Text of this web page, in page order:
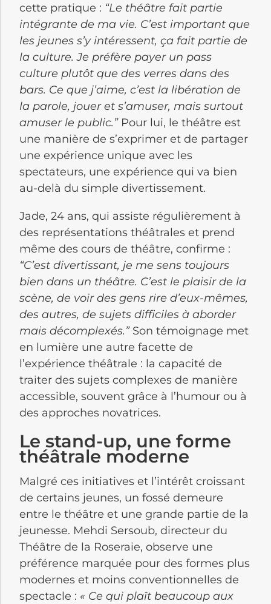
cette pratique : “Le théâtre fait partie
intégrante de ma vie. C’est important que
les jeunes s’y intéressent, ça fait partie de
la culture. Je préfère payer un pass
culture plutôt que des verres dans des
bars. Ce que j’aime, c’est la libération de
la parole, jouer et s’amuser, mais surtout
amuser le public.” Pour lui, le théâtre est
une manière de s’exprimer et de partager
une expérience unique avec les
spectateurs, une expérience qui va bien
au-delà du simple divertissement.
Jade, 24 ans, qui assiste régulièrement à
des représentations théâtrales et prend
même des cours de théâtre, confirme :
“C’est divertissant, je me sens toujours
bien dans un théâtre. C’est le plaisir de la
scène, de voir des gens rire d’eux-mêmes,
des autres, de sujets difficiles à aborder
mais décomplexés.”Son témoignage met
en lumière une autre facette de
l’expérience théâtrale : la capacité de
traiter des sujets complexes de manière
accessible, souvent grâce à l’humour ou à
des approches novatrices.
Le stand-up, une forme
théâtrale moderne
Malgré ces initiatives et l’intérêt croissant
de certains jeunes, un fossé demeure
entre le théâtre et une grande partie de la
jeunesse. Mehdi Sersoub, directeur du
Théâtre de la Roseraie, observe une
préférence marquée pour des formes plus
modernes et moins conventionnelles de
spectacle : « Ce qui plaît beaucoup aux